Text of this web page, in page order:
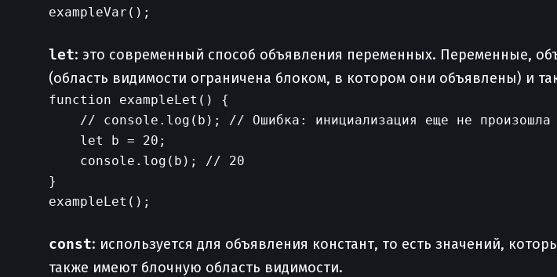
exampleVar();
let: это современный способ объявления переменных. Переменные,
(область видимости ограничена блоком, в котором они объявлены) и
function exampleLet() {
    // console.log(b); // Ошибка: инициализация еще не произошла
    let b = 20;
    console.log(b); // 20
}
exampleLet();
const: используется для объявления констант, то есть значений,
также имеют блочную область видимости.